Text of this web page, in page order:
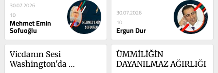
30.07.2026
10
Mehmet Emin
Sofuoğlu
30.07.2026
10
Ergun Dur
​Vicdanın Sesi
Washington'da
ÜMMİLİĞİN
DAYANILMAZ AĞIRLIĞI